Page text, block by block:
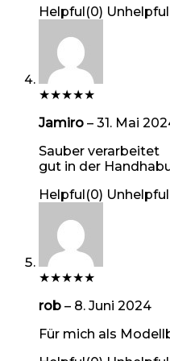
Helpful(0) Unhelpful
★★★★★
Jamiro – 31. Mai
Sauber verarbeitet
gut in der
Helpful(0) Unhelpful
★★★★★
rob – 8. Juni 2024
Für mich als